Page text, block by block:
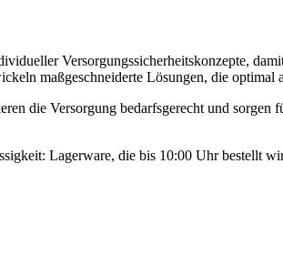
Versorgungssicherheitskonzepte,
maßgeschneiderte Lösungen, die optimal
die Versorgung bedarfsgerecht und
Lagerware, die bis 10:00 Uhr bestellt